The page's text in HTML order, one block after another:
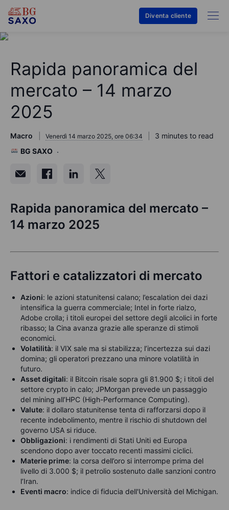
Diventa cliente
Rapida panoramica del
mercato – 14 marzo
2025
Macro Venerdì 14 marzo 2025, ore 06:34
3 minutes to read
BG SAXO
Rapida panoramica del mercato –
14 marzo 2025
Fattori e catalizzatori di mercato
Azioni: le azioni statunitensi calano; l’escalation dei dazi
intensifica la guerra commerciale; Intel in forte rialzo,
Adobe crolla; i titoli europei del settore degli alcolici in forte
ribasso; la Cina avanza grazie alle speranze di stimoli
economici.
Volatilità: il VIX sale ma si stabilizza; l’incertezza sui dazi
domina; gli operatori prezzano una minore volatilità in
futuro.
Asset digitali: il Bitcoin risale sopra gli 81.900 $; i titoli del
settore crypto in calo; JPMorgan prevede un passaggio
del mining all’HPC (High-Performance Computing).
Valute: il dollaro statunitense tenta di rafforzarsi dopo il
recente indebolimento, mentre il rischio di shutdown del
governo USA si riduce.
Obbligazioni: i rendimenti di Stati Uniti ed Europa
scendono dopo aver toccato recenti massimi ciclici.
Materie prime: la corsa dell’oro si interrompe prima del
livello di 3.000 $; il petrolio sostenuto dalle sanzioni contro
l’Iran.
Eventi macro: indice di fiducia dell'Università del Michigan.